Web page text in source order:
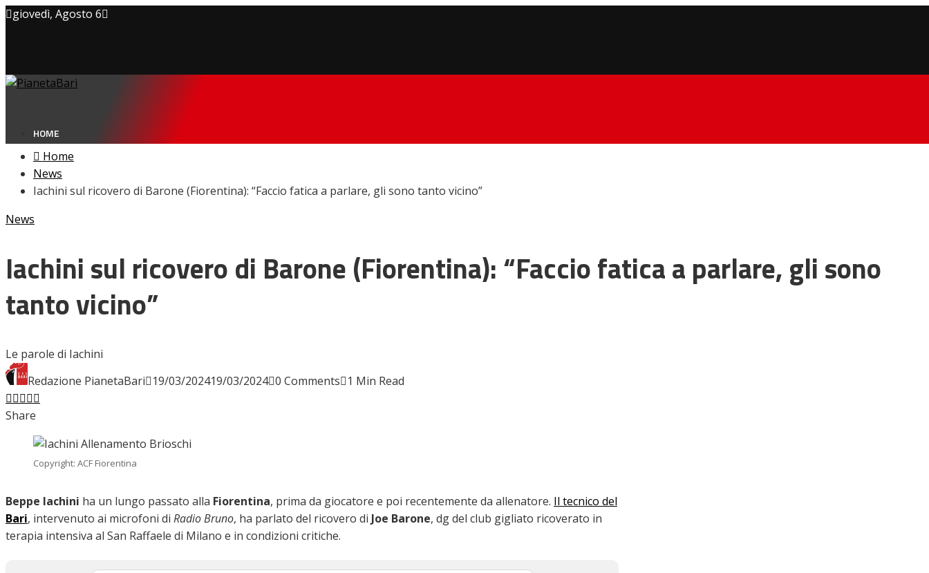
giovedì, Agosto 6
Cookie Policy
HOME
NEWS
Giovanili
Le pagelle
FOCUS
CALCIOMERCATO
Home
News
Iachini sul ricovero di Barone (Fiorentina): “Faccio fatica a parlare, gli sono tanto vicino”
News
Iachini sul ricovero di Barone (Fiorentina): “Faccio fatica a parlare, gli sono
tanto vicino”
Le parole di Iachini
Redazione PianetaBari 19/03/202419/03/2024 0 Comments 1 Min Read
Facebook
Twitter
LinkedIn
Pinterest
Stumbleupon
Share
Copyright: ACF Fiorentina
Beppe Iachini ha un lungo passato alla Fiorentina, prima da giocatore e poi recentemente da allenatore. Il tecnico del
Bari, intervenuto ai microfoni di Radio Bruno, ha parlato del ricovero di Joe Barone, dg del club gigliato ricoverato in
terapia intensiva al San Raffaele di Milano e in condizioni critiche.